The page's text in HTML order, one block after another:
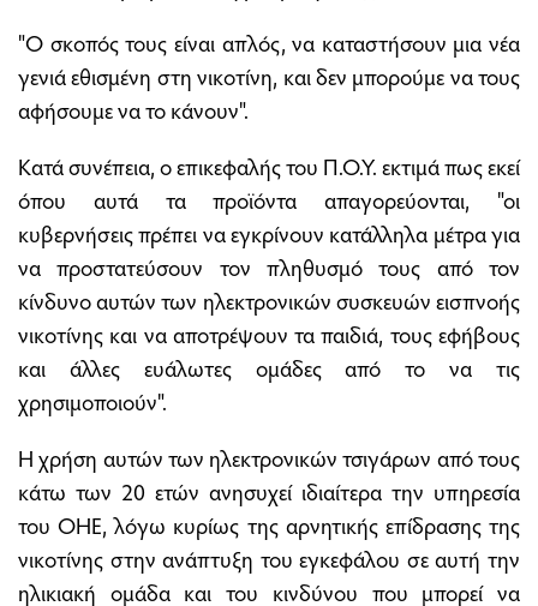
"Ο σκοπός τους είναι απλός, να καταστήσουν μια νέα
γενιά εθισμένη στη νικοτίνη, και δεν μπορούμε να τους
αφήσουμε να το κάνουν".
Κατά συνέπεια, ο επικεφαλής του Π.Ο.Υ. εκτιμά πως εκεί
όπου αυτά τα προϊόντα απαγορεύονται, "οι
κυβερνήσεις πρέπει να εγκρίνουν κατάλληλα μέτρα για
να προστατεύσουν τον πληθυσμό τους από τον
κίνδυνο αυτών των ηλεκτρονικών συσκευών εισπνοής
νικοτίνης και να αποτρέψουν τα παιδιά, τους εφήβους
και άλλες ευάλωτες ομάδες από το να τις
χρησιμοποιούν".
Η χρήση αυτών των ηλεκτρονικών τσιγάρων από τους
κάτω των 20 ετών ανησυχεί ιδιαίτερα την υπηρεσία
του ΟΗΕ, λόγω κυρίως της αρνητικής επίδρασης της
νικοτίνης στην ανάπτυξη του εγκεφάλου σε αυτή την
ηλικιακή ομάδα και του κινδύνου που μπορεί να